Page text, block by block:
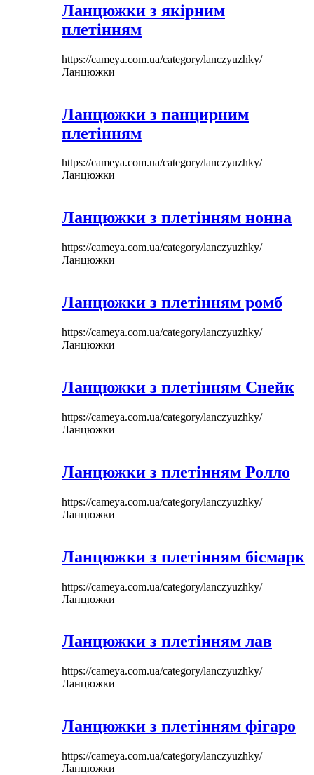
Ланцюжки з якірним
плетінням
https://cameya.com.ua/category/lanczyuzhky/
Ланцюжки
Ланцюжки з панцирним
плетінням
https://cameya.com.ua/category/lanczyuzhky/
Ланцюжки
Ланцюжки з плетінням нонна
https://cameya.com.ua/category/lanczyuzhky/
Ланцюжки
Ланцюжки з плетінням ромб
https://cameya.com.ua/category/lanczyuzhky/
Ланцюжки
Ланцюжки з плетінням Снейк
https://cameya.com.ua/category/lanczyuzhky/
Ланцюжки
Ланцюжки з плетінням Ролло
https://cameya.com.ua/category/lanczyuzhky/
Ланцюжки
Ланцюжки з плетінням бісмарк
https://cameya.com.ua/category/lanczyuzhky/
Ланцюжки
Ланцюжки з плетінням лав
https://cameya.com.ua/category/lanczyuzhky/
Ланцюжки
Ланцюжки з плетінням фігаро
https://cameya.com.ua/category/lanczyuzhky/
Ланцюжки